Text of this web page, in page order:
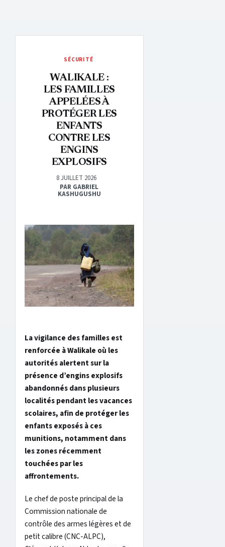
SÉCURITÉ
WALIKALE :
LES FAMILLES
APPELÉES À
PROTÉGER LES
ENFANTS
CONTRE LES
ENGINS
EXPLOSIFS
8 JUILLET 2026
PAR GABRIEL
KASHUGUSHU
La vigilance des familles est
renforcée à Walikale où les
autorités alertent sur la
présence d’engins explosifs
abandonnés dans plusieurs
localités pendant les vacances
scolaires, afin de protéger les
enfants exposés à ces
munitions, notamment dans
les zones récemment
touchées par les
affrontements.
Le chef de poste principal de la
Commission nationale de
contrôle des armes légères et de
petit calibre (CNC-ALPC),